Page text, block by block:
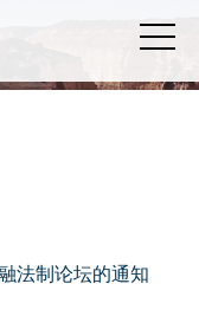
法制论坛的通知